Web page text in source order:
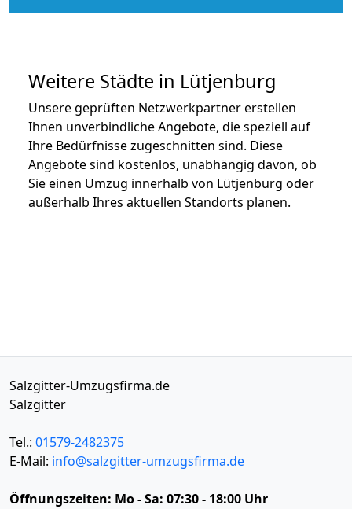
Weitere Städte in Lütjenburg
Unsere geprüften Netzwerkpartner erstellen
Ihnen unverbindliche Angebote, die speziell auf
Ihre Bedürfnisse zugeschnitten sind. Diese
Angebote sind kostenlos, unabhängig davon, ob
Sie einen Umzug innerhalb von Lütjenburg oder
außerhalb Ihres aktuellen Standorts planen.
Salzgitter-Umzugsfirma.de
Salzgitter
Tel.: 01579-2482375
E-Mail: info@salzgitter-umzugsfirma.de
Öffnungszeiten: Mo - Sa: 07:30 - 18:00 Uhr